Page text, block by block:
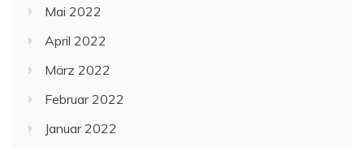
Mai 2022
April 2022
März 2022
Februar 2022
Januar 2022